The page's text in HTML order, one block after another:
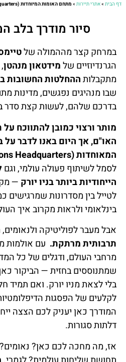
דף הבית»אתרי תיירות» מתחם האומות המיוחדות (United Nations Headquarters) בניו יורק
סיור מודרך בלב
במרחק קצר מההמולה של
הגרנדיוזיים שלמידטאון מנהטן
מתקבלותההחלטות החשובות
שבו מנהיגים נפגשים, מדינות
בדרכם שלהם, לעשות קצת סדר
מותר ורצוי כמובן להתווכח
האו"ם, אך היום באנו לדבר
המאוחדות (United Nations Headquarters)
לסמל לשיתוף פעולה עולמי, וגם
הייחודיות ביותר בניו יורק —
לטייל בין מסדרונות שמרגישים
בינלאומי ולראות מקרוב איך
אבל מעבר לפוליטיקה ולנאומים,
תרבותית מרתקת. עם אולמות
מרחבי העולם, ודגלים של כל
שמתנוססים בחזית — הביקור
בלי לצאת מניו יורק. ואם תמיד
לקלעים של הפסגות
המודרך כאן יעניק לכם הצצה
דלתות סגורות.
אז, מה מחכה לכם כאן?